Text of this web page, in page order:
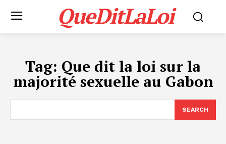
QueDitLaLoi
Tag: Que dit la loi sur la
majorité sexuelle au Gabon
SEARCH